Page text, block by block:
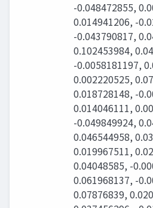
-0.048472855,
0.014941206, -
-0.043790817,
0.102453984,
-0.0058181197,
0.002220525,
0.018728148, -
0.014046111,
-0.049849924,
0.046544958,
0.019967511,
0.04048585, -
0.061968137, -
0.07876839,